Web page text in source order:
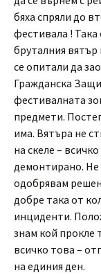
бяха спряли до
фестивала !
бруталния вятър
се опитали да
Гражданска
фестивалната
предмети.
има. Вятъра не
на скеле –
демонтирано. Не
одобрявам
добре така от
инциденти.
знам кой прокле
всичко това –
на единия ден.